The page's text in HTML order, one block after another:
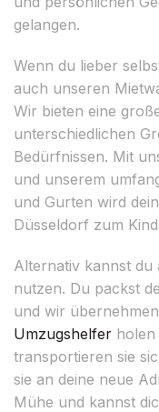
gelangen.
Wenn du lieber
auch unseren
Wir bieten eine
unterschiedlichen
Bedürfnissen. Mit
und unserem
und Gurten wird
Düsseldorf zum
Alternativ kannst
nutzen. Du packst
und wir
Umzugshelfer holen
transportieren sie
sie an deine neue
Mühe und kannst